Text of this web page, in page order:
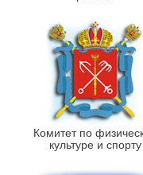
Комитет по
культуре и спорту